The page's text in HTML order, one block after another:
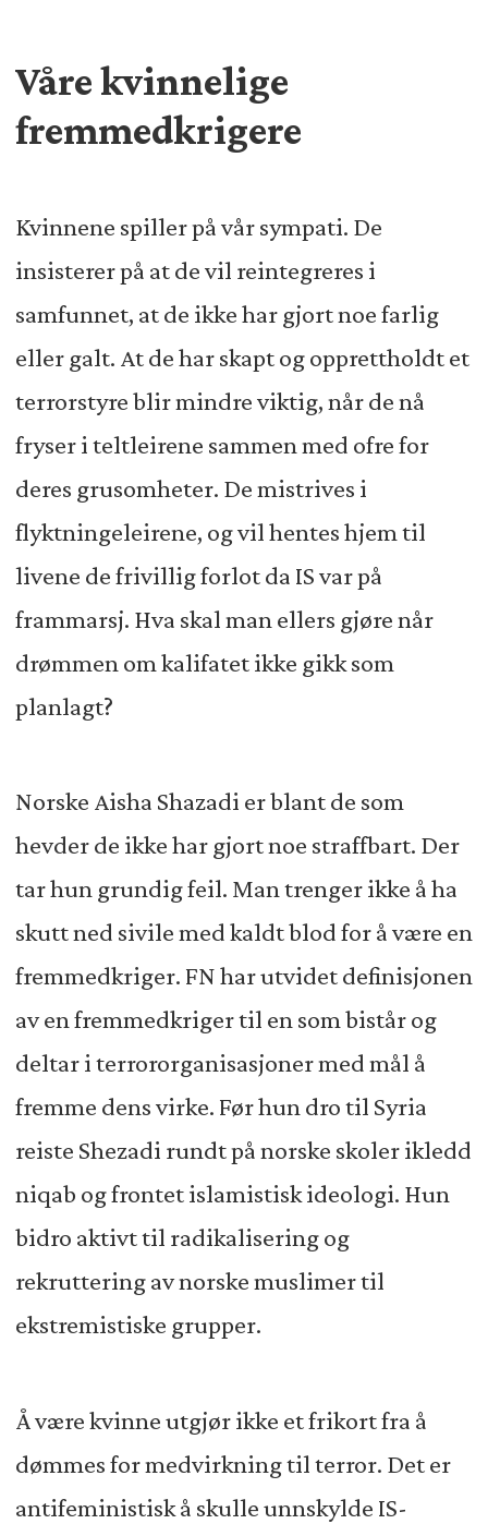
Våre kvinnelige
fremmedkrigere
Kvinnene spiller på vår sympati. De
insisterer på at de vil reintegreres i
samfunnet, at de ikke har gjort noe farlig
eller galt. At de har skapt og opprettholdt et
terrorstyre blir mindre viktig, når de nå
fryser i teltleirene sammen med ofre for
deres grusomheter. De mistrives i
flyktningeleirene, og vil hentes hjem til
livene de frivillig forlot da IS var på
frammarsj. Hva skal man ellers gjøre når
drømmen om kalifatet ikke gikk som
planlagt?
Norske Aisha Shazadi er blant de som
hevder de ikke har gjort noe straffbart. Der
tar hun grundig feil. Man trenger ikke å ha
skutt ned sivile med kaldt blod for å være en
fremmedkriger. FN har utvidet definisjonen
av en fremmedkriger til en som bistår og
deltar i terrororganisasjoner med mål å
fremme dens virke. Før hun dro til Syria
reiste Shezadi rundt på norske skoler ikledd
niqab og frontet islamistisk ideologi. Hun
bidro aktivt til radikalisering og
rekruttering av norske muslimer til
ekstremistiske grupper.
Å være kvinne utgjør ikke et frikort fra å
dømmes for medvirkning til terror. Det er
antifeministisk å skulle unnskylde IS-